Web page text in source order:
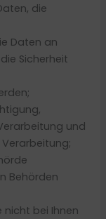
die
Daten an
Sicherheit
und
Behörden
nicht bei Ihnen